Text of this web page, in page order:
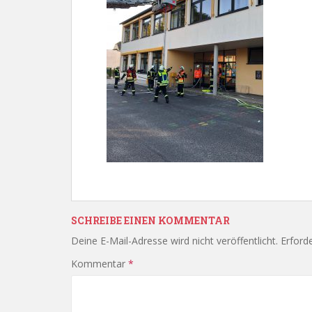
SCHREIBE EINEN KOMMENTAR
Deine E-Mail-Adresse wird nicht veröffentlicht.
Kommentar *